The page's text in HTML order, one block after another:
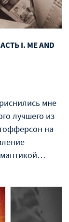
I. ME AND
мне
лучшего из
на